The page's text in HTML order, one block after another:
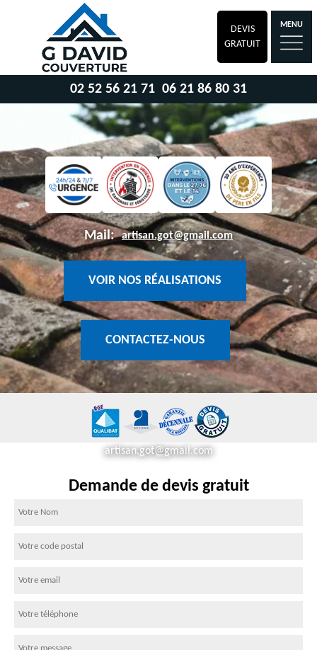
DEVIS
GRATUIT
MENU
02 52 56 21 71 06 21 86 80 31
Mail: artisan.got@gmail.com
VOIR NOS RÉALISATIONS
CONTACTEZ-NOUS
artisan.got@gmail.com
Demande de devis gratuit